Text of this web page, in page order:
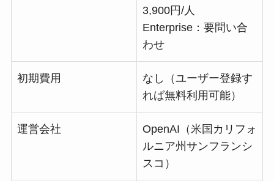
3,900円/人
Enterprise：要問い合
わせ
初期費用
なし（ユーザー登録す
れば無料利用可能）
運営会社
OpenAI（米国カリフォ
ルニア州サンフランシ
スコ）